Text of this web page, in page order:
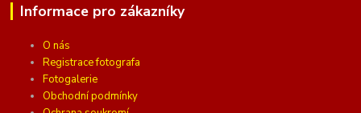
Informace pro zákazníky
O nás
Registrace fotografa
Fotogalerie
Obchodní podmínky